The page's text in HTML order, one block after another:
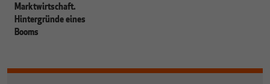
Marktwirtschaft.
Hintergründe eines
Booms